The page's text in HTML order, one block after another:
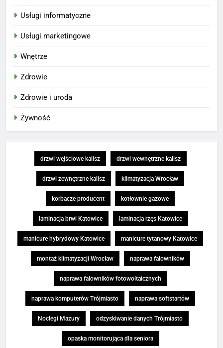
Usługi informatyczne
Usługi marketingowe
Wnętrze
Zdrowie
Zdrowie i uroda
Żywność
drzwi wejściowe kalisz drzwi wewnętrzne kalisz
drzwi zewnętrzne kalisz klimatyzacja Wrocław
korbacze producent kotłownie gazowe
laminacja brwi Katowice laminacja rzęs Katowice
manicure hybrydowy Katowice manicure tytanowy Katowice
montaż klimatyzacji Wrocław naprawa falowników
naprawa falowników fotowoltaicznych
naprawa komputerów Trójmiasto naprawa softstartów
Noclegi Mazury odzyskiwanie danych Trójmiasto
opaska monitorująca dla seniora